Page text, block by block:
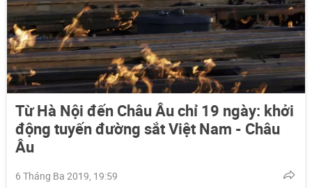
Từ Hà Nội đến Châu Âu chỉ 19 ngày: khởi
động tuyến đường sắt Việt Nam - Châu
Âu
6 Tháng Ba 2019, 19:59